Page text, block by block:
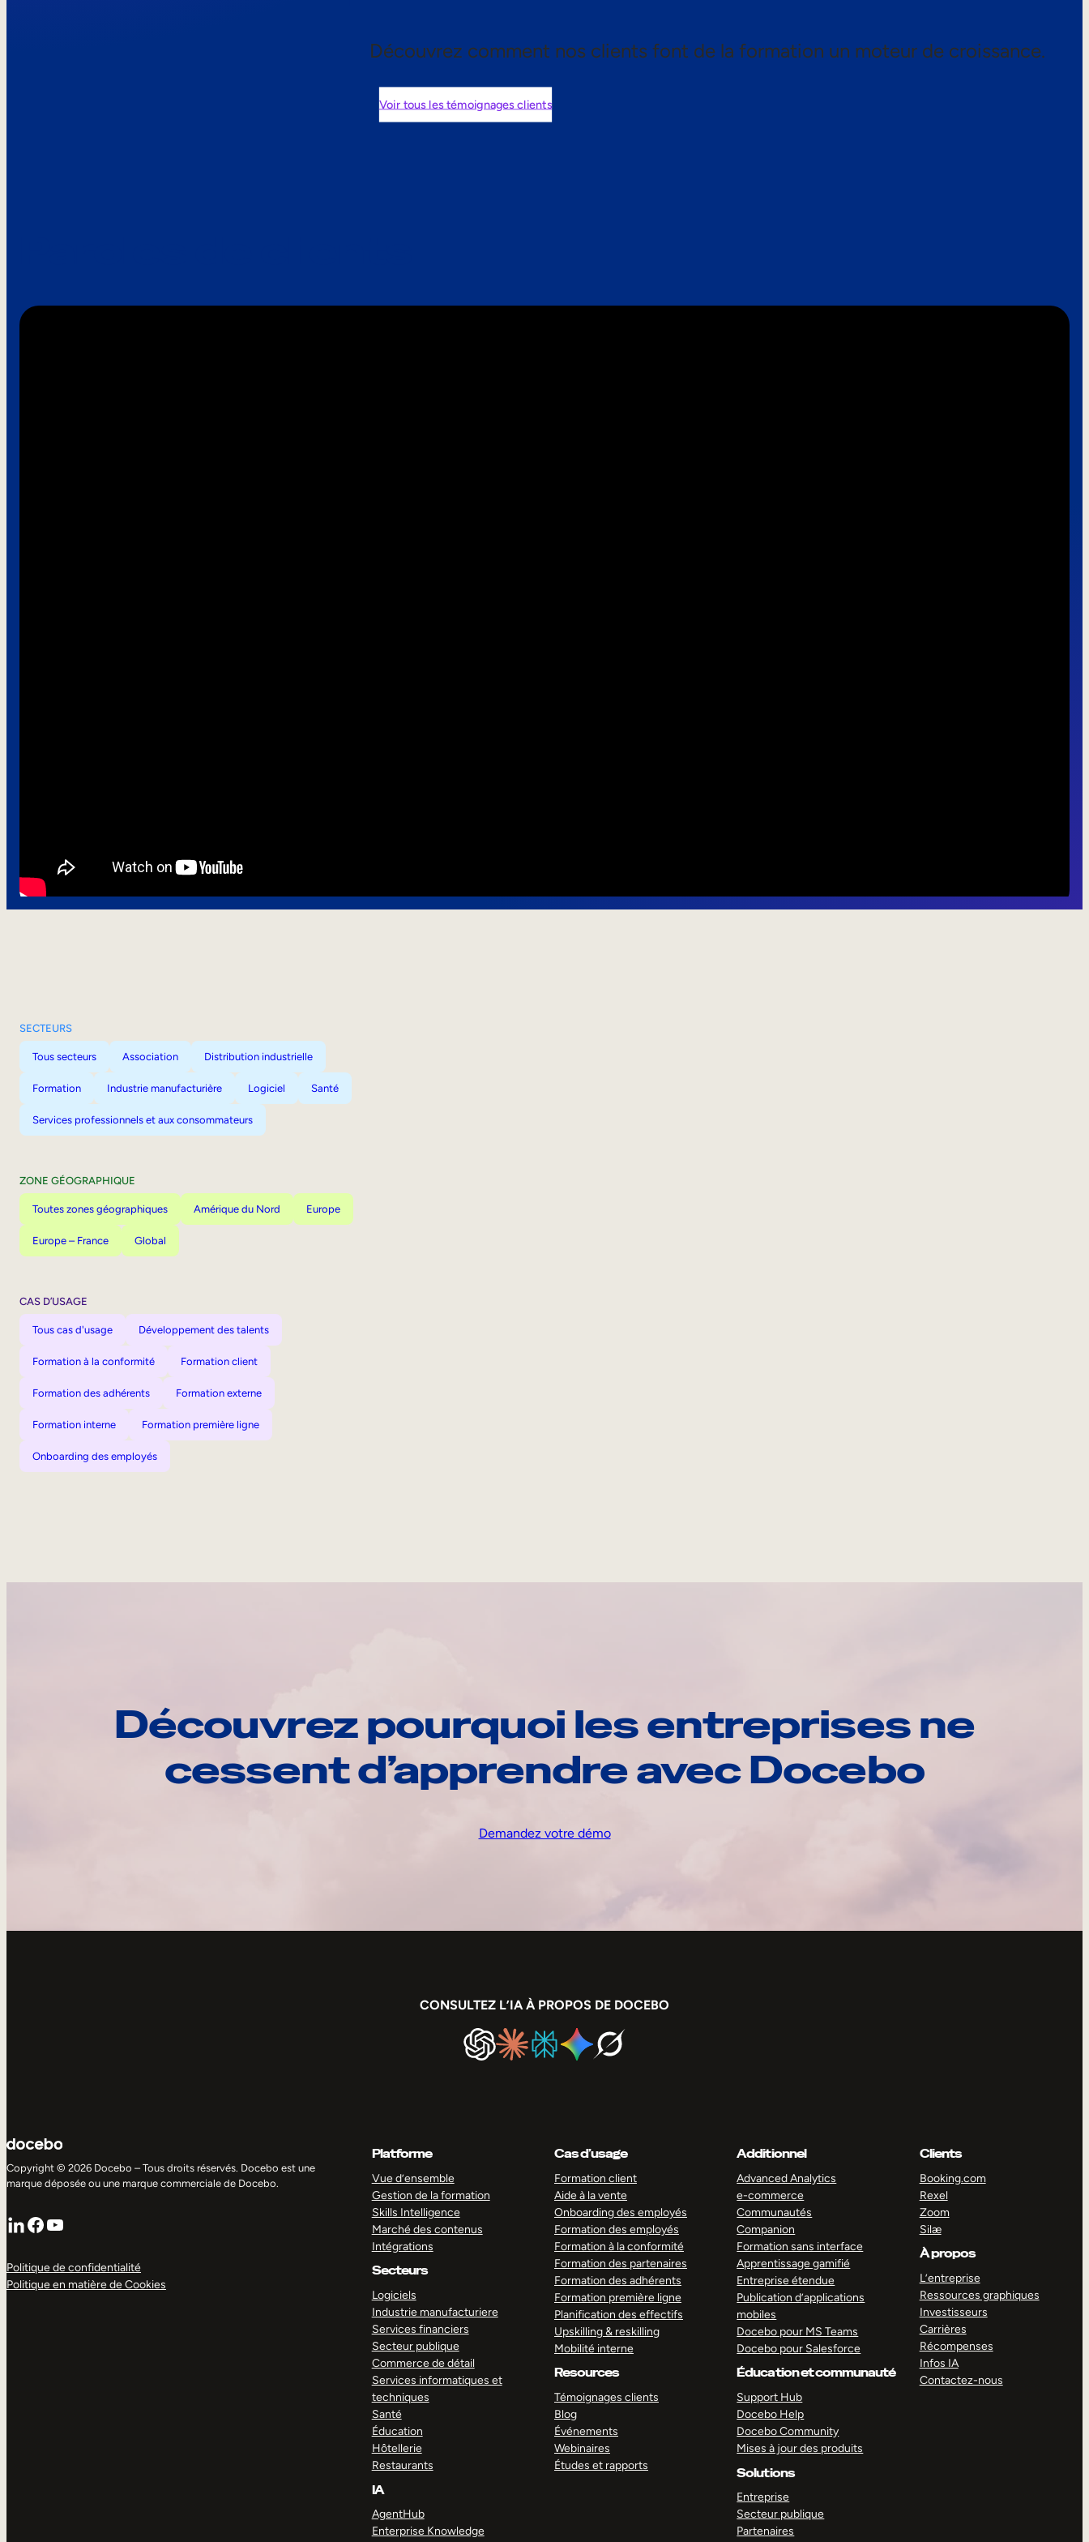
Découvrez comment nos clients font de la formation un moteur de croissance.
Voir tous les témoignages clients
SECTEURS
Tous secteurs Association Distribution industrielle
Formation Industrie manufacturière Logiciel Santé
Services professionnels et aux consommateurs
ZONE GÉOGRAPHIQUE
Toutes zones géographiques Amérique du Nord Europe
Europe – France Global
CAS D’USAGE
Tous cas d'usage Développement des talents
Formation à la conformité Formation client
Formation des adhérents Formation externe
Formation interne Formation première ligne
Onboarding des employés
Découvrez pourquoi les entreprises ne
cessent d’apprendre avec Docebo
Demandez votre démo
CONSULTEZ L’IA À PROPOS DE DOCEBO
Copyright © 2026 Docebo – Tous droits réservés. Docebo est une
marque déposée ou une marque commerciale de Docebo.
LinkedIn
Facebook
YouTube
Politique de confidentialité
Politique en matière de Cookies
Platforme
Vue d’ensemble
Gestion de la formation
Skills Intelligence
Marché des contenus
Intégrations
Secteurs
Logiciels
Industrie manufacturiere
Services financiers
Secteur publique
Commerce de détail
Services informatiques et
techniques
Santé
Éducation
Hôtellerie
Restaurants
IA
AgentHub
Enterprise Knowledge
Cas d’usage
Formation client
Aide à la vente
Onboarding des employés
Formation des employés
Formation à la conformité
Formation des partenaires
Formation des adhérents
Formation première ligne
Planification des effectifs
Upskilling & reskilling
Mobilité interne
Resources
Témoignages clients
Blog
Événements
Webinaires
Études et rapports
Additionnel
Advanced Analytics
e-commerce
Communautés
Companion
Formation sans interface
Apprentissage gamifié
Entreprise étendue
Publication d’applications
mobiles
Docebo pour MS Teams
Docebo pour Salesforce
Éducation et communauté
Support Hub
Docebo Help
Docebo Community
Mises à jour des produits
Solutions
Entreprise
Secteur publique
Partenaires
Clients
Booking.com
Rexel
Zoom
Silæ
À propos
L’entreprise
Ressources graphiques
Investisseurs
Carrières
Récompenses
Infos IA
Contactez-nous